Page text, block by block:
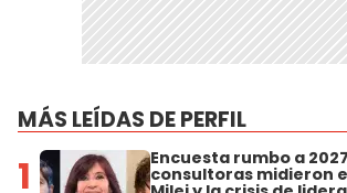
MÁS LEÍDAS DE PERFIL
1 Encuesta rumbo a
consultoras midieron